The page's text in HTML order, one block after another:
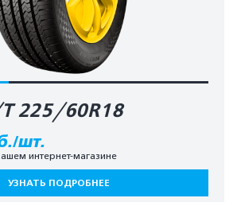
T 225/60R18
шт.
интернет-магазине
УЗНАТЬ ПОДРОБНЕЕ